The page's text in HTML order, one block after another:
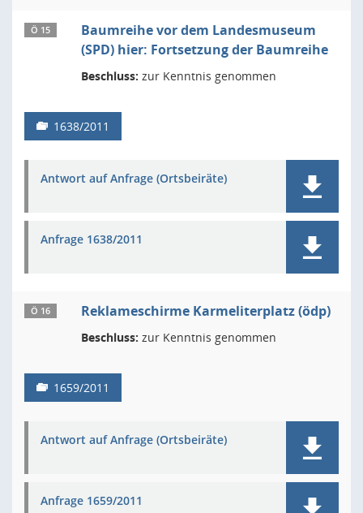
Ö 15
Baumreihe vor dem Landesmuseum
(SPD) hier: Fortsetzung der Baumreihe
Beschluss: zur Kenntnis genommen
1638/2011
Antwort auf Anfrage (Ortsbeiräte)
Anfrage 1638/2011
Ö 16 Reklameschirme Karmeliterplatz (ödp)
Beschluss: zur Kenntnis genommen
1659/2011
Antwort auf Anfrage (Ortsbeiräte)
Anfrage 1659/2011